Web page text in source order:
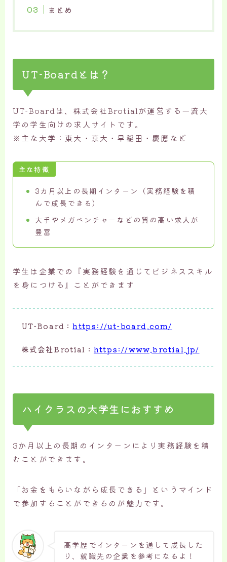
まとめ
UT-Boardとは？
UT-Boardは、株式会社Brotialが運営する一流大
学の学生向けの求人サイトです。
※主な大学：東大・京大・早稲田・慶應など
主な特徴
3カ月以上の長期インターン（実務経験を積
んで成長できる）
大手やメガベンチャーなどの質の高い求人が
豊富
学生は企業での『実務経験を通じてビジネススキル
を身につける』ことができます
UT-Board：https://ut-board.com/
株式会社Brotial： https://www.brotial.jp/
ハイクラスの大学生におすすめ
3か月以上の長期のインターンにより実務経験を積
むことができます。
「お金をもらいながら成長できる」というマインド
で参加することができるのが魅力です。
高学歴でインターンを通して成長した
り、就職先の企業を参考になるよ！